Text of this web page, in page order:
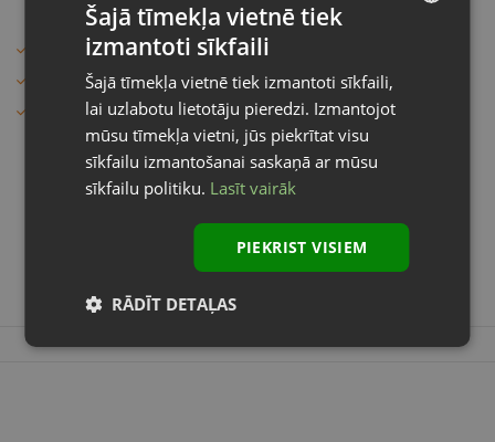
2 - kanālu
Beninca motoriem
Darbības attālums līdz 230 m
27.66€
Ielikt grozā
ENGLISH
Šajā tīmekļa vietnē tiek
izmantoti sīkfaili
Šajā tīmekļa vietnē tiek izmantoti sīkfaili,
lai uzlabotu lietotāju pieredzi. Izmantojot
mūsu tīmekļa vietni, jūs piekrītat visu
sīkfailu izmantošanai saskaņā ar mūsu
sīkfailu politiku. Lasīt vairāk
PIEKRIST VISIEM
RĀDĪT DETAĻAS